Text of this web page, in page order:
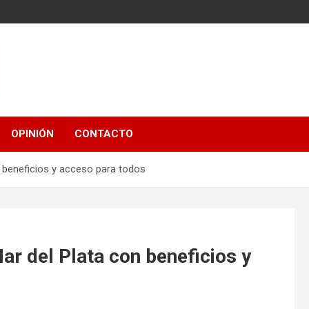
OPINIÓN CONTACTO
beneficios y acceso para todos
del Plata con beneficios y